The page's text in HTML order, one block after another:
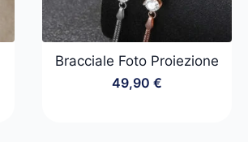
Bracciale Foto Proiezione
49,90€